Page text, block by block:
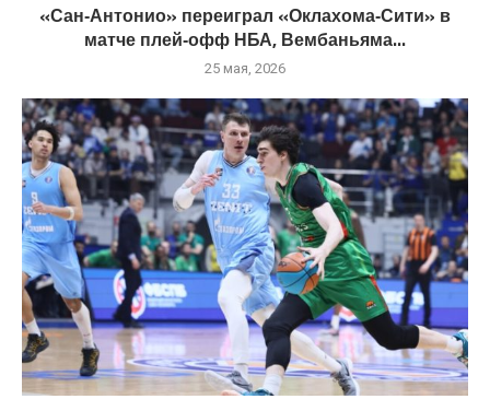
«Сан‑Антонио» переиграл «Оклахома‑Сити» в
матче плей‑офф НБА, Вембаньяма...
25 мая, 2026